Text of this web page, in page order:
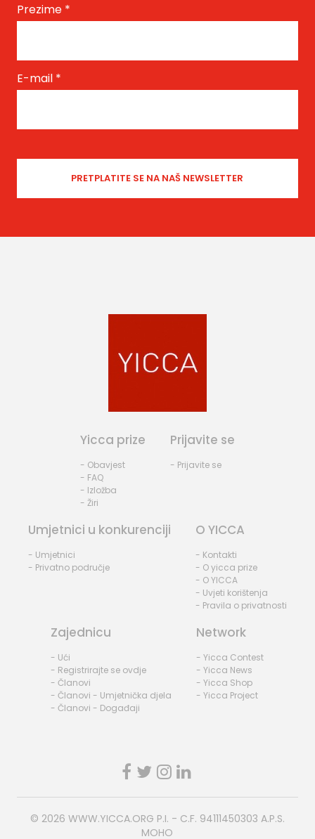
Prezime *
E-mail *
Yicca prize
- Obavjest
- FAQ
- Izložba
- Žiri
Prijavite se
- Prijavite se
Umjetnici u konkurenciji
- Umjetnici
- Privatno područje
O YICCA
- Kontakti
- O yicca prize
- O YICCA
- Uvjeti korištenja
- Pravila o privatnosti
Zajednicu
- Ući
- Registrirajte se ovdje
- Članovi
- Članovi - Umjetnička djela
- Članovi - Događaji
Network
- Yicca Contest
- Yicca News
- Yicca Shop
- Yicca Project
© 2026 WWW.YICCA.ORG P.I. - C.F. 94111450303 A.P.S.
MOHO